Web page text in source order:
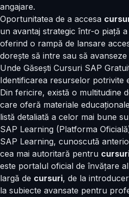
angajare.
Oportunitatea de a accesa
un avantaj strategic într-o piață
oferind o rampă de lansare
dorește să intre sau să
Unde Găsești Cursuri SAP
Identificarea resurselor potrivite
Din fericire, există o multitudine
care oferă materiale
listă detaliată a celor mai bune
SAP Learning (Platforma
SAP Learning, cunoscută
cea mai autoritară pentru
este portalul oficial de învățare
largă de cursuri, de la
la subiecte avansate pentru